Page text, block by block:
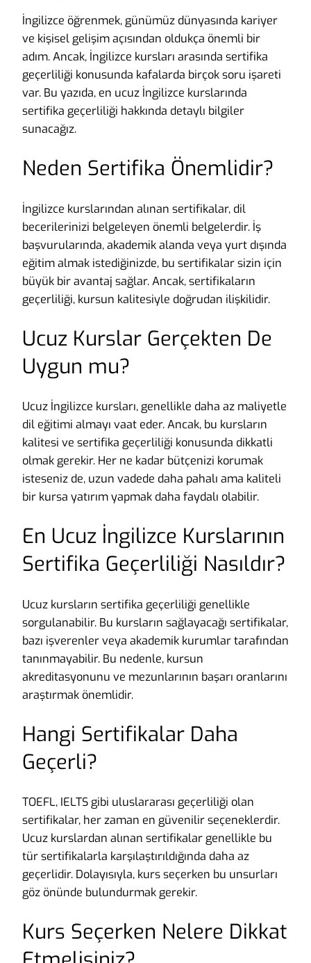
İngilizce öğrenmek, günümüz dünyasında kariyer
ve kişisel gelişim açısından oldukça önemli bir
adım. Ancak, İngilizce kursları arasında sertifika
geçerliliği konusunda kafalarda birçok soru işareti
var. Bu yazıda, en ucuz İngilizce kurslarında
sertifika geçerliliği hakkında detaylı bilgiler
sunacağız.
Neden Sertifika Önemlidir?
İngilizce kurslarından alınan sertifikalar, dil
becerilerinizi belgeleyen önemli belgelerdir. İş
başvurularında, akademik alanda veya yurt dışında
eğitim almak istediğinizde, bu sertifikalar sizin için
büyük bir avantaj sağlar. Ancak, sertifikaların
geçerliliği, kursun kalitesiyle doğrudan ilişkilidir.
Ucuz Kurslar Gerçekten De
Uygun mu?
Ucuz İngilizce kursları, genellikle daha az maliyetle
dil eğitimi almayı vaat eder. Ancak, bu kursların
kalitesi ve sertifika geçerliliği konusunda dikkatli
olmak gerekir. Her ne kadar bütçenizi korumak
isteseniz de, uzun vadede daha pahalı ama kaliteli
bir kursa yatırım yapmak daha faydalı olabilir.
En Ucuz İngilizce Kurslarının
Sertifika Geçerliliği Nasıldır?
Ucuz kursların sertifika geçerliliği genellikle
sorgulanabilir. Bu kursların sağlayacağı sertifikalar,
bazı işverenler veya akademik kurumlar tarafından
tanınmayabilir. Bu nedenle, kursun
akreditasyonunu ve mezunlarının başarı oranlarını
araştırmak önemlidir.
Hangi Sertifikalar Daha
Geçerli?
TOEFL, IELTS gibi uluslararası geçerliliği olan
sertifikalar, her zaman en güvenilir seçeneklerdir.
Ucuz kurslardan alınan sertifikalar genellikle bu
tür sertifikalarla karşılaştırıldığında daha az
geçerlidir. Dolayısıyla, kurs seçerken bu unsurları
göz önünde bulundurmak gerekir.
Kurs Seçerken Nelere Dikkat